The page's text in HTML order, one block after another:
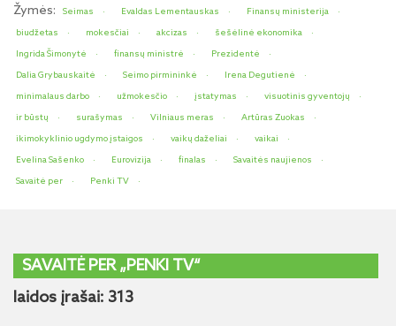
Žymės: Seimas Evaldas Lementauskas
Finansų ministerija
biudžetas
mokesčiai akcizas
šešėlinė ekonomika
Ingrida Šimonytė
finansų ministrė
Prezidentė
Dalia Grybauskaitė
Seimo pirmininkė
Irena Degutienė
minimalaus darbo
užmokesčio įstatymas
visuotinis gyventojų
ir būstų
surašymas Vilniaus meras
Artūras Zuokas
ikimokyklinio ugdymo įstaigos
vaikų daželiai
vaikai
Evelina Sašenko
Eurovizija finalas
Savaitės naujienos
Savaitė per
Penki TV
SAVAITĖ PER „PENKI TV“
laidos įrašai: 313